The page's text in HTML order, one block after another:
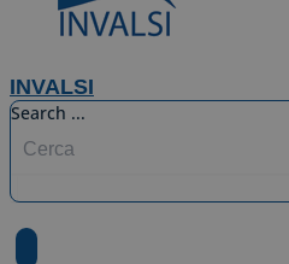
INVALSI
Search ...